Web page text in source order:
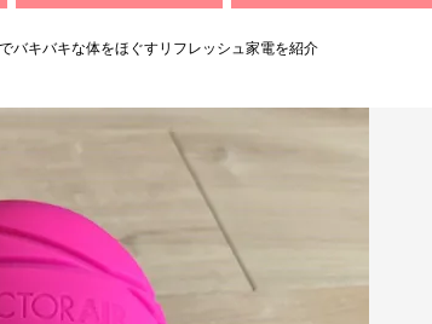
バキバキな体をほぐすリフレッシュ家電を紹介